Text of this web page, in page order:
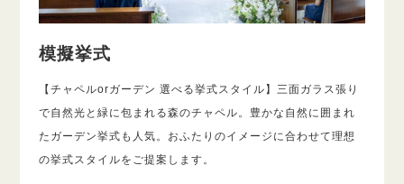
模擬挙式
【チャペルorガーデン 選べる挙式スタイル】三面ガラス張り
で自然光と緑に包まれる森のチャペル。豊かな自然に囲まれ
たガーデン挙式も人気。おふたりのイメージに合わせて理想
の挙式スタイルをご提案します。